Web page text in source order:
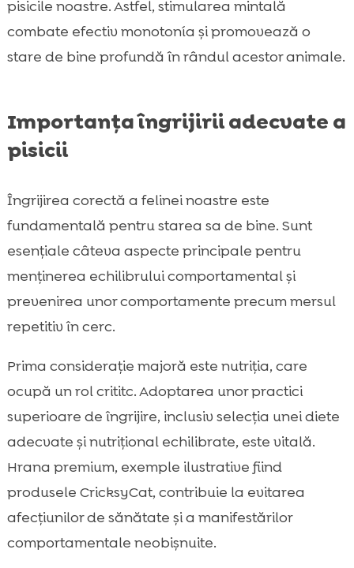
pisicile noastre. Astfel, stimularea mintală
combate efectiv monotonía și promovează o
stare de bine profundă în rândul acestor animale.
Importanța îngrijirii adecvate a
pisicii
Îngrijirea corectă a felinei noastre este
fundamentală pentru starea sa de bine. Sunt
esențiale câteva aspecte principale pentru
menținerea echilibrului comportamental și
prevenirea unor comportamente precum mersul
repetitiv în cerc.
Prima considerație majoră este nutriția, care
ocupă un rol crititc. Adoptarea unor practici
superioare de îngrijire, inclusiv selecția unei diete
adecvate și nutrițional echilibrate, este vitală.
Hrana premium, exemple ilustrative fiind
produsele CricksyCat, contribuie la evitarea
afecțiunilor de sănătate și a manifestărilor
comportamentale neobișnuite.